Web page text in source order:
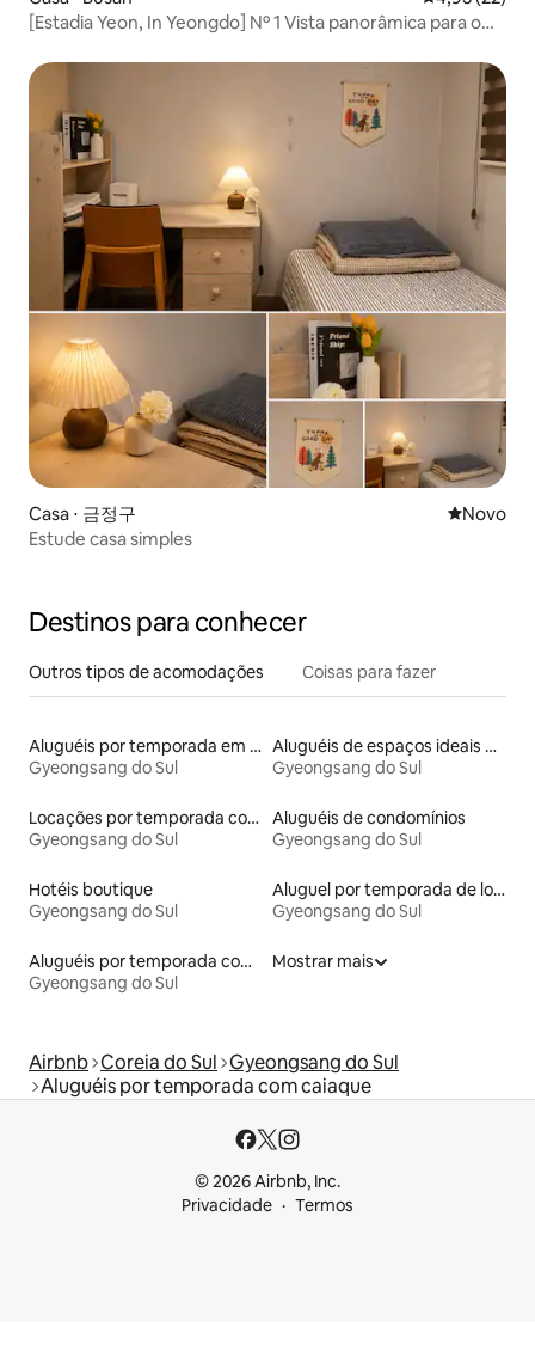
[Estadia Yeon, In Yeongdo] Nº 1 Vista panorâmica para o
Casa ⋅ 금정구 Novo
Novo
Estude casa simples
Destinos para conhecer
Outros tipos de acomodações Coisas para fazer
Aluguéis por temporada em acampamentos
Gyeongsang do Sul
Aluguéis de espaços ideais para famílias
Gyeongsang do Sul
Locações por temporada com piscina
Gyeongsang do Sul
Aluguéis de condomínios
Gyeongsang do Sul
Hotéis boutique
Gyeongsang do Sul
Aluguel por temporada de lofts
Gyeongsang do Sul
Aluguéis por temporada com sauna
Gyeongsang do Sul
Mostrar mais
Airbnb Coreia do Sul Gyeongsang do Sul
Aluguéis por temporada com caiaque
© 2026 Airbnb, Inc.
Privacidade
Termos